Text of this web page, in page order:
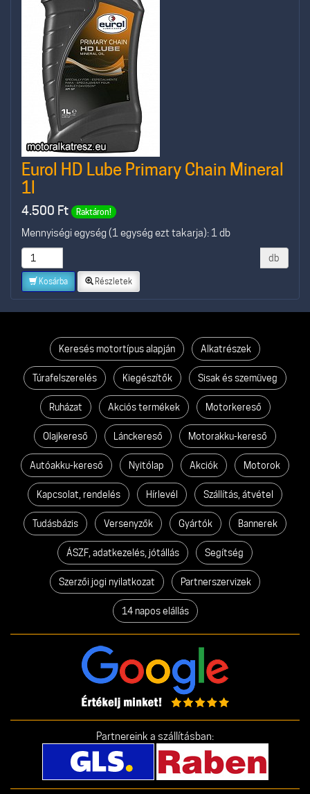
Eurol HD Lube Primary Chain Mineral
1l
4.500 Ft Raktáron!
Mennyiségi egység (1 egység ezt takarja): 1 db
db
Kosárba Részletek
Keresés motortípus alapján Alkatrészek
Túrafelszerelés Kiegészítők Sisak és szemüveg
Ruházat Akciós termékek Motorkereső
Olajkereső Lánckereső Motorakku-kereső
Autóakku-kereső Nyitólap Akciók Motorok
Kapcsolat, rendelés Hírlevél Szállítás, átvétel
Tudásbázis Versenyzők Gyártók Bannerek
ÁSZF, adatkezelés, jótállás Segítség
Szerzői jogi nyilatkozat Partnerszervizek
14 napos elállás
Partnereink a szállításban: